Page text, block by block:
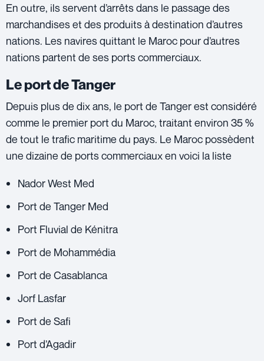
En outre, ils servent d’arrêts dans le passage des
marchandises et des produits à destination d’autres
nations. Les navires quittant le Maroc pour d’autres
nations partent de ses ports commerciaux.
Le port de Tanger
Depuis plus de dix ans, le port de Tanger est considéré
comme le premier port du Maroc, traitant environ 35 %
de tout le trafic maritime du pays. Le Maroc possèdent
une dizaine de ports commerciaux en voici la liste
Nador West Med
Port de Tanger Med
Port Fluvial de Kénitra
Port de Mohammédia
Port de Casablanca
Jorf Lasfar
Port de Safi
Port d’Agadir